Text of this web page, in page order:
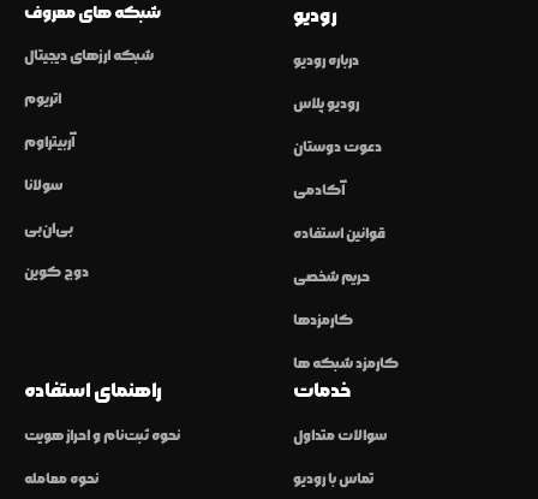
شبکه های معروف
شبکه ارزهای دیجیتال
اتریوم
آربیتراوم
سولانا
بی‌ان‌بی
دوج کوین
رودیو
درباره رودیو
رودیو پلاس
دعوت دوستان
آکادمی
قوانین استفاده
حریم شخصی
کارمزدها
کارمزد شبکه ها
راهنمای استفاده
نحوه ثبت‌نام و احراز هویت
نحوه معامله
خدمات
سوالات متداول
تماس با رودیو